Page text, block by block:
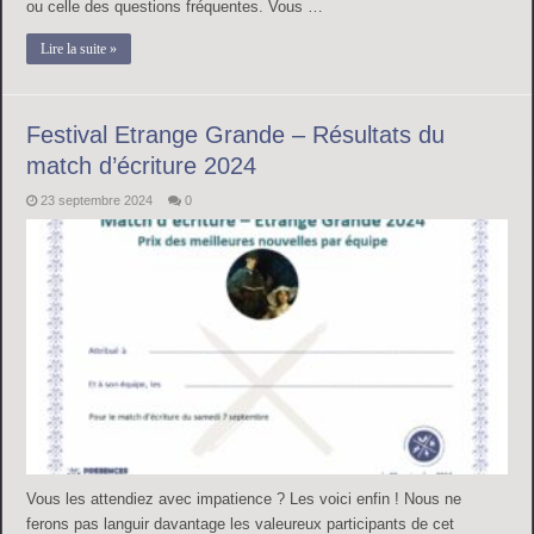
ou celle des questions fréquentes. Vous …
Lire la suite »
Festival Etrange Grande – Résultats du
match d’écriture 2024
23 septembre 2024 0
Vous les attendiez avec impatience ? Les voici enfin ! Nous ne
ferons pas languir davantage les valeureux participants de cet